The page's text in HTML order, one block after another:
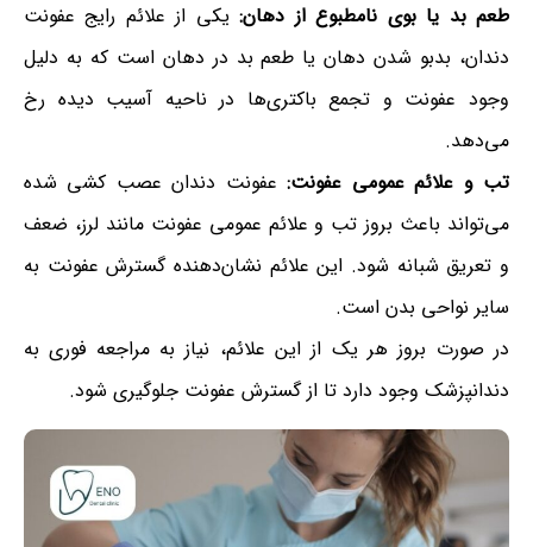
طعم بد یا بوی نامطبوع از دهان:یکی از علائم رایج عفونت
دندان، بدبو شدن دهان یا طعم بد در دهان است که به دلیل
وجود عفونت و تجمع باکتری‌ها در ناحیه آسیب دیده رخ
می‌دهد.
تب و علائم عمومی عفونت:عفونت دندان عصب کشی شده
می‌تواند باعث بروز تب و علائم عمومی عفونت مانند لرز، ضعف
و تعریق شبانه شود. این علائم نشان‌دهنده گسترش عفونت به
سایر نواحی بدن است.
در صورت بروز هر یک از این علائم، نیاز به مراجعه فوری به
دندانپزشک وجود دارد تا از گسترش عفونت جلوگیری شود.